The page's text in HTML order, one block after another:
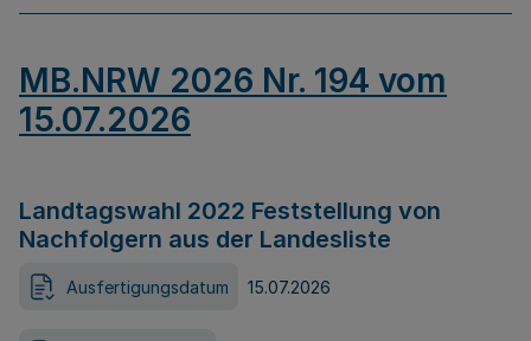
MB.NRW 2026 Nr. 194 vom
15.07.2026
Landtagswahl 2022 Feststellung von
Nachfolgern aus der Landesliste
Ausfertigungsdatum 15.07.2026